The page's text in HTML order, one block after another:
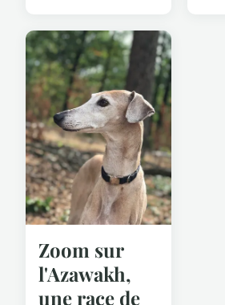
Zoom sur
l'Azawakh,
une race de